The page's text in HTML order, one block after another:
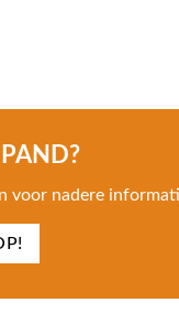
PAND?
voor nadere